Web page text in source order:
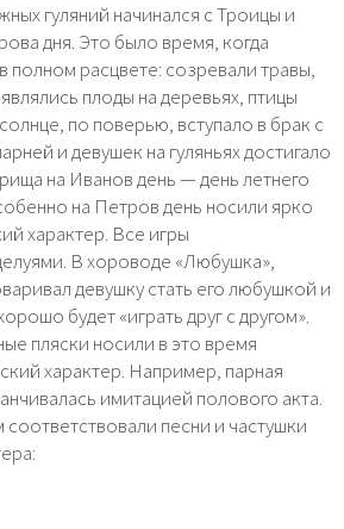
гуляний начинался с Троицы и
дня. Это было время, когда
полном расцвете: созревали травы,
плоды на деревьях, птицы
по поверью, вступало в брак с
и девушек на гуляньях достигало
на Иванов день — день летнего
на Петров день носили ярко
характер. Все игры
В хороводе «Любушка»,
девушку стать его любушкой и
будет «играть друг с другом».
пляски носили в это время
характер. Например, парная
имитацией полового акта.
песни и частушки